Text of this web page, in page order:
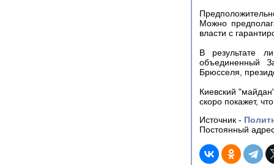
Можно
власти с
В результате
объединенный
Брюсселя,
Киевский
скоро покажет,
Источник -
Постоянный